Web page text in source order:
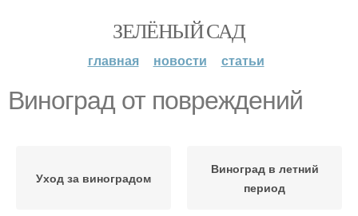
ЗЕЛЁНЫЙ САД
главная новости статьи
Виноград от повреждений
Уход за виноградом
Виноград в летний
период